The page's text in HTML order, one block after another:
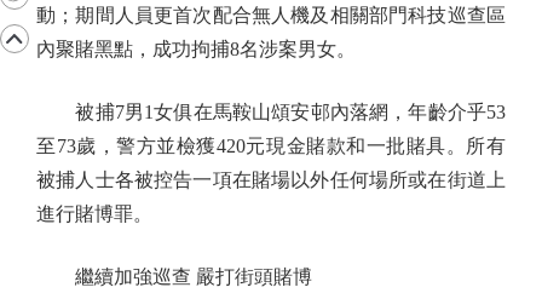
動；期間人員更首次配合無人機及相關部門科技巡查區
內聚賭黑點，成功拘捕8名涉案男女。
被捕7男1女俱在馬鞍山頌安邨內落網，年齡介乎53
至73歲，警方並檢獲420元現金賭款和一批賭具。所有
被捕人士各被控告一項在賭場以外任何場所或在街道上
進行賭博罪。
繼續加強巡查 嚴打街頭賭博